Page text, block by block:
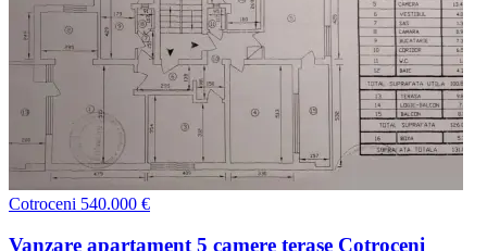
Cotroceni 540.000 €
Vanzare apartament 5 camere terase Cotroceni